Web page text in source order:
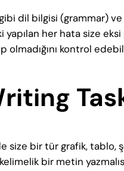
dil bilgisi (grammar)
yapılan her hata size
olmadığını kontrol
size bir tür grafik, tablo,
bir metin